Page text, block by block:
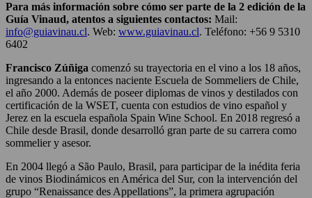
Para más información sobre cómo ser parte de la 2 edición de la
Guía Vinaud, atentos a siguientes contactos: Mail:
info@guiavinau.cl. Web: www.guiavinau.cl. Teléfono: +56 9 5310
6402
Francisco Zúñiga comenzó su trayectoria en el vino a los 18 años,
ingresando a la entonces naciente Escuela de Sommeliers de Chile,
el año 2000. Además de poseer diplomas de vinos y destilados con
certificación de la WSET, cuenta con estudios de vino español y
Jerez en la escuela española Spain Wine School. En 2018 regresó a
Chile desde Brasil, donde desarrolló gran parte de su carrera como
sommelier y asesor.
En 2004 llegó a São Paulo, Brasil, para participar de la inédita feria
de vinos Biodinámicos en América del Sur, con la intervención del
grupo “Renaissance des Appellations”, la primera agrupación